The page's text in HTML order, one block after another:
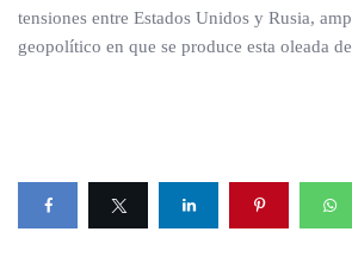
tensiones entre Estados Unidos y Rusia,
geopolítico en que se produce esta oleada